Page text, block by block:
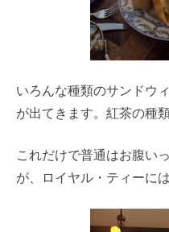
いろんな種類のサンドウ
が出てきます。紅茶の種
これだけで普通はお腹い
が、ロイヤル・ティーに